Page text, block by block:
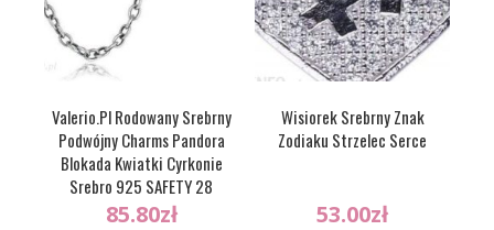
Valerio.Pl Rodowany Srebrny
Podwójny Charms Pandora
Blokada Kwiatki Cyrkonie
Srebro 925 SAFETY 28
85.80zł
Wisiorek Srebrny Znak
Zodiaku Strzelec Serce
53.00zł